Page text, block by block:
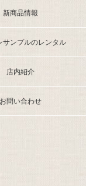
新商品情報
サンプルのレンタル
店内紹介
お問い合わせ